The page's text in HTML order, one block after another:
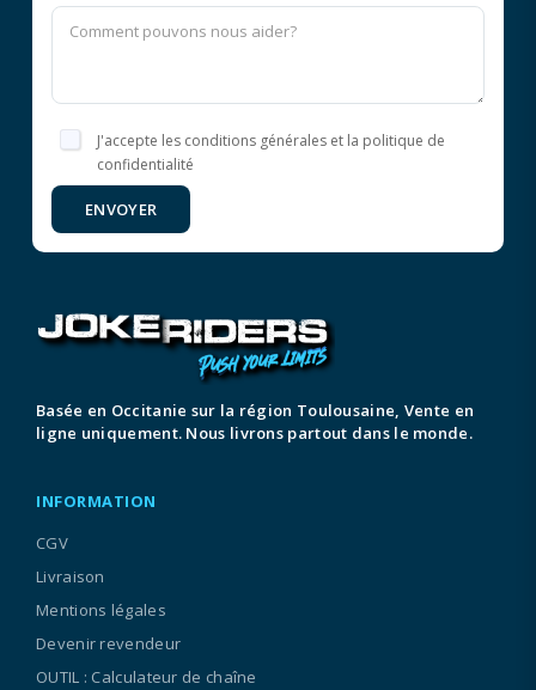
J'accepte les conditions générales et la politique de
confidentialité
ENVOYER
Basée en Occitanie sur la région Toulousaine, Vente en
ligne uniquement. Nous livrons partout dans le monde.
INFORMATION
CGV
Livraison
Mentions légales
Devenir revendeur
OUTIL : Calculateur de chaîne